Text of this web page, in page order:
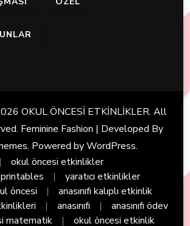
OKUL ÖNCESİ ETKİNLİKLER. All
Feminine Fashion | Developed By
. Powered byWordPress.
okul öncesi etkinlikler
yaratıcı etkinlikler
öncesi
anasınıfı kalıplı etkinlik
anasınıfı
anasınıfı ödev
matematik
okul öncesi etkinlik